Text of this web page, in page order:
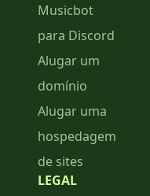
Musicbot
para Discord
Alugar um
domínio
Alugar uma
hospedagem
de sites
LEGAL